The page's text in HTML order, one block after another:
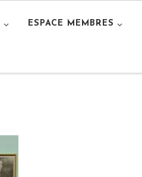
ESPACE MEMBRES